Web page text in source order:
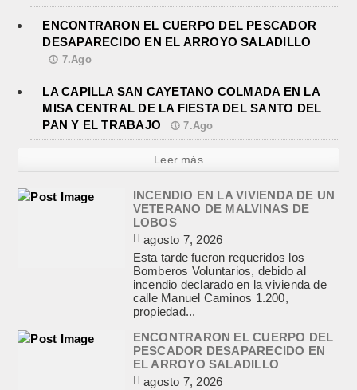
ENCONTRARON EL CUERPO DEL PESCADOR
DESAPARECIDO EN EL ARROYO SALADILLO
7.Ago
LA CAPILLA SAN CAYETANO COLMADA EN LA
MISA CENTRAL DE LA FIESTA DEL SANTO DEL
PAN Y EL TRABAJO
7.Ago
Leer más
INCENDIO EN LA VIVIENDA DE UN
VETERANO DE MALVINAS DE
LOBOS
agosto 7, 2026
Esta tarde fueron requeridos los
Bomberos Voluntarios, debido al
incendio declarado en la vivienda de
calle Manuel Caminos 1.200,
propiedad...
ENCONTRARON EL CUERPO DEL
PESCADOR DESAPARECIDO EN
EL ARROYO SALADILLO
agosto 7, 2026